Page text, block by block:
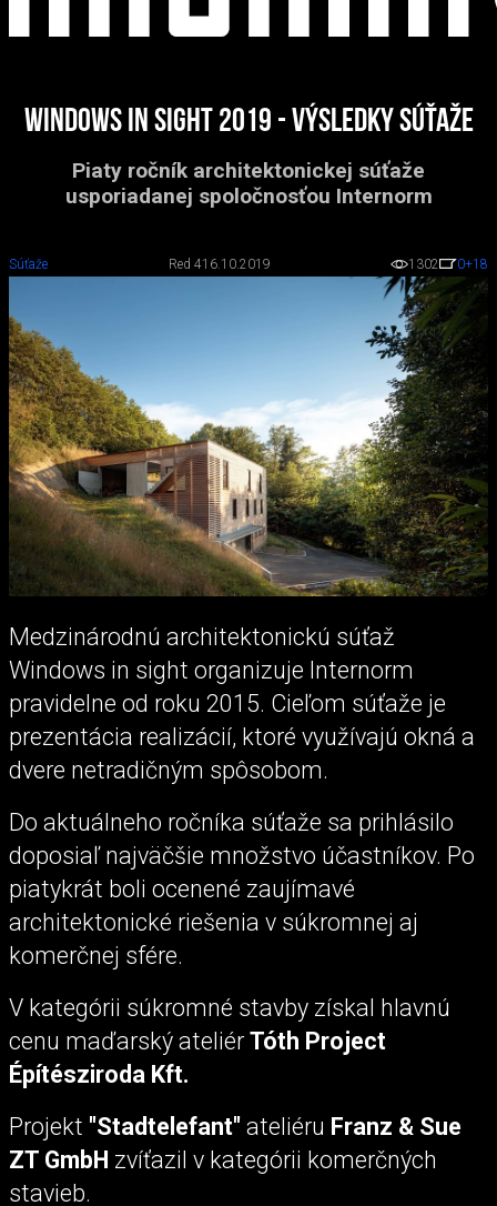
Windows in sight 2019 - výsledky súťaže
Piaty ročník architektonickej súťaže
usporiadanej spoločnosťou Internorm
Súťaže Red 416.10.2019 1302 0+18
Medzinárodnú architektonickú súťaž
Windows in sight organizuje Internorm
pravidelne od roku 2015. Cieľom súťaže je
prezentácia realizácií, ktoré využívajú okná a
dvere netradičným spôsobom.
Do aktuálneho ročníka súťaže sa prihlásilo
doposiaľ najväčšie množstvo účastníkov. Po
piatykrát boli ocenené zaujímavé
architektonické riešenia v súkromnej aj
komerčnej sfére.
V kategórii súkromné stavby získal hlavnú
cenu maďarský ateliér Tóth Project
Építésziroda Kft.
Projekt "Stadtelefant" ateliéru Franz & Sue
ZT GmbH zvíťazil v kategórii komerčných
stavieb.